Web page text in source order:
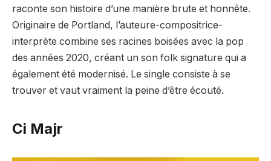
raconte son histoire d’une manière brute et honnête.
Originaire de Portland, l’auteure-compositrice-
interprète combine ses racines boisées avec la pop
des années 2020, créant un son folk signature qui a
également été modernisé. Le single consiste à se
trouver et vaut vraiment la peine d’être écouté.
Ci Majr